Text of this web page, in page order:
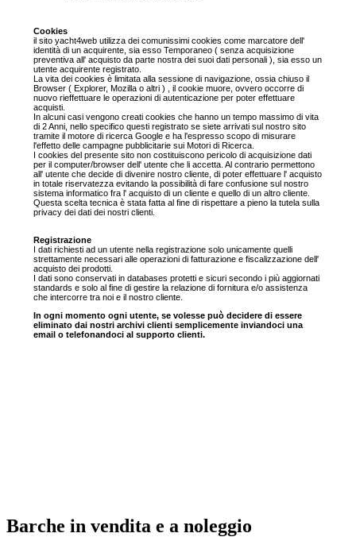
Cookies
il sito yacht4web utilizza dei comunissimi cookies come marcatore dell'
identità di un acquirente, sia esso Temporaneo ( senza acquisizione
preventiva all' acquisto da parte nostra dei suoi dati personali ), sia esso un
utente acquirente registrato.
La vita dei cookies è limitata alla sessione di navigazione, ossia chiuso il
Browser ( Explorer, Mozilla o altri ) , il cookie muore, ovvero occorre di
nuovo rieffettuare le operazioni di autenticazione per poter effettuare
acquisti.
In alcuni casi vengono creati cookies che hanno un tempo massimo di vita
di 2 Anni, nello specifico questi registrato se siete arrivati sul nostro sito
tramite il motore di ricerca Google e ha l'espresso scopo di misurare
l'effetto delle campagne pubblicitarie sui Motori di Ricerca.
I cookies del presente sito non costituiscono pericolo di acquisizione dati
per il computer/browser dell' utente che li accetta. Al contrario permettono
all' utente che decide di divenire nostro cliente, di poter effettuare l' acquisto
in totale riservatezza evitando la possibilità di fare confusione sul nostro
sistema informatico fra l' acquisto di un cliente e quello di un altro cliente.
Questa scelta tecnica è stata fatta al fine di rispettare a pieno la tutela sulla
privacy dei dati dei nostri clienti.
Registrazione
I dati richiesti ad un utente nella registrazione solo unicamente quelli
strettamente necessari alle operazioni di fatturazione e fiscalizzazione dell'
acquisto dei prodotti.
I dati sono conservati in databases protetti e sicuri secondo i più aggiornati
standards e solo al fine di gestire la relazione di fornitura e/o assistenza
che intercorre tra noi e il nostro cliente.
In ogni momento ogni utente, se volesse può decidere di essere
eliminato dai nostri archivi clienti semplicemente inviandoci una
email o telefonandoci al supporto clienti.
Barche in vendita e a noleggio